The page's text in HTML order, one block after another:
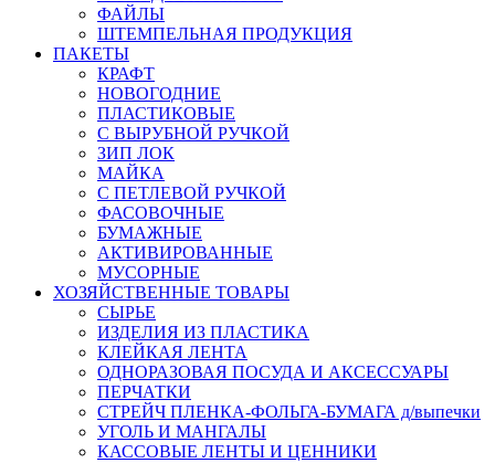
ФАЙЛЫ
ШТЕМПЕЛЬНАЯ ПРОДУКЦИЯ
ПАКЕТЫ
КРАФТ
НОВОГОДНИЕ
ПЛАСТИКОВЫЕ
С ВЫРУБНОЙ РУЧКОЙ
ЗИП ЛОК
МАЙКА
С ПЕТЛЕВОЙ РУЧКОЙ
ФАСОВОЧНЫЕ
БУМАЖНЫЕ
АКТИВИРОВАННЫЕ
МУСОРНЫЕ
ХОЗЯЙСТВЕННЫЕ ТОВАРЫ
СЫРЬЕ
ИЗДЕЛИЯ ИЗ ПЛАСТИКА
КЛЕЙКАЯ ЛЕНТА
ОДНОРАЗОВАЯ ПОСУДА И АКСЕССУАРЫ
ПЕРЧАТКИ
СТРЕЙЧ ПЛЕНКА-ФОЛЬГА-БУМАГА д/выпечки
УГОЛЬ И МАНГАЛЫ
КАССОВЫЕ ЛЕНТЫ И ЦЕННИКИ